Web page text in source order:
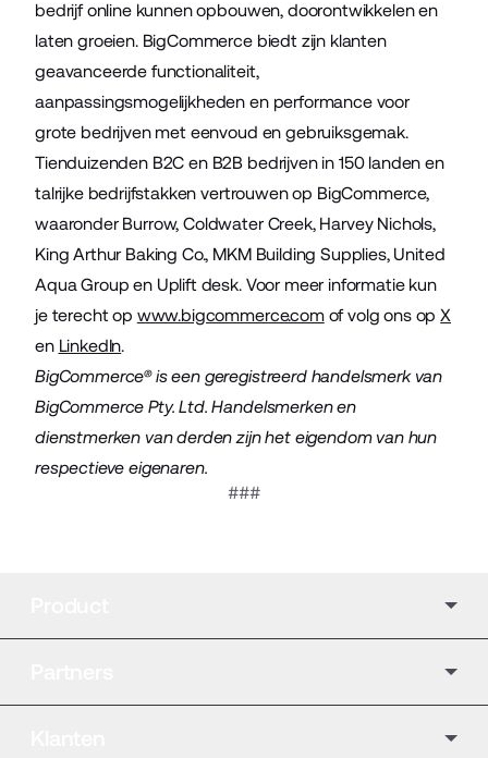
bedrijf online kunnen opbouwen, doorontwikkelen en
laten groeien. BigCommerce biedt zijn klanten
geavanceerde functionaliteit,
aanpassingsmogelijkheden en performance voor
grote bedrijven met eenvoud en gebruiksgemak.
Tienduizenden B2C en B2B bedrijven in 150 landen en
talrijke bedrijfstakken vertrouwen op BigCommerce,
waaronder Burrow, Coldwater Creek, Harvey Nichols,
King Arthur Baking Co., MKM Building Supplies, United
Aqua Group en Uplift desk. Voor meer informatie kun
je terecht op www.bigcommerce.comof volg ons opX
en LinkedIn.
BigCommerce® is een geregistreerd handelsmerk van
BigCommerce Pty. Ltd. Handelsmerken en
dienstmerken van derden zijn het eigendom van hun
respectieve eigenaren.
###